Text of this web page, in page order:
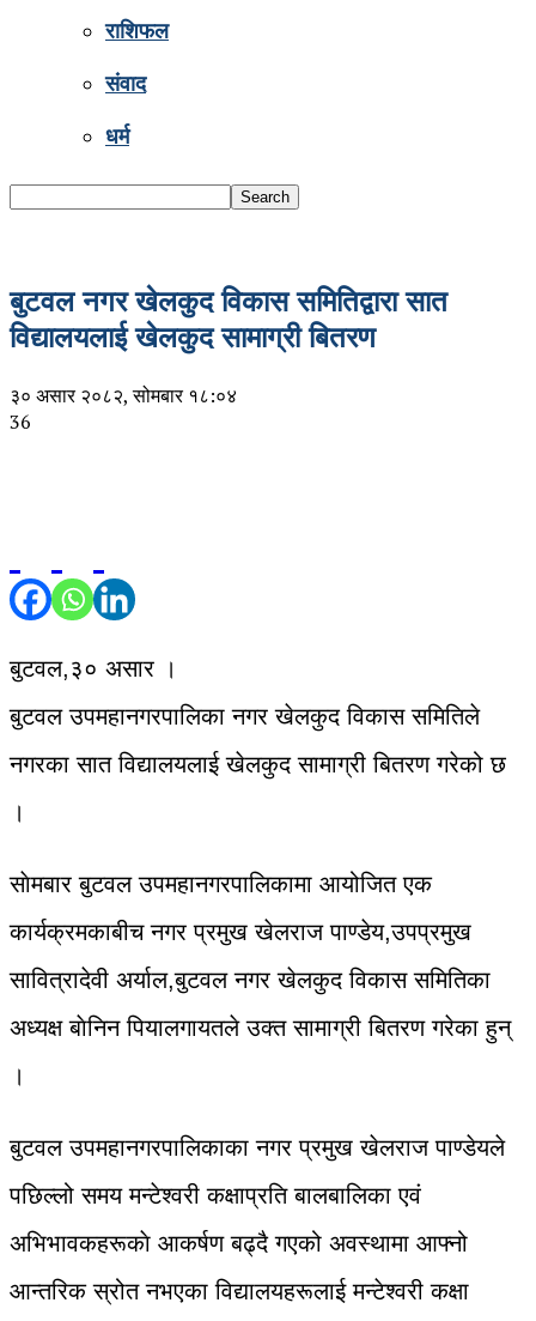
राशिफल
संवाद
धर्म
बुटवल नगर खेलकुद विकास समितिद्वारा सात
विद्यालयलाई खेलकुद सामाग्री बितरण
३० असार २०८२, सोमबार १८:०४
36
बुटवल,३० असार ।
बुटवल उपमहानगरपालिका नगर खेलकुद विकास समितिले
नगरका सात विद्यालयलाई खेलकुद सामाग्री बितरण गरेको छ
।
साेमबार बुटवल उपमहानगरपालिकामा आयोजित एक
कार्यक्रमकाबीच नगर प्रमुख खेलराज पाण्डेय,उपप्रमुख
सावित्रादेवी अर्याल,बुटवल नगर खेलकुद विकास समितिका
अध्यक्ष बाेनिन पियालगायतले उक्त सामाग्री बितरण गरेका हुन्
।
बुटवल उपमहानगरपालिकाका नगर प्रमुख खेलराज पाण्डेयले
पछिल्लो समय मन्टेश्वरी कक्षाप्रति बालबालिका एवं
अभिभावकहरूकाे आकर्षण बढ्दै गएको अवस्थामा आफ्नो
आन्तरिक स्रोत नभएका विद्यालयहरूलाई मन्टेश्वरी कक्षा